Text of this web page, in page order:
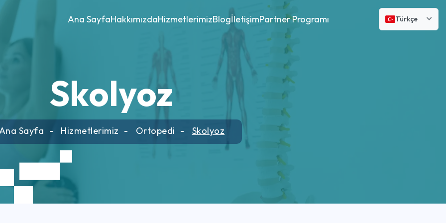
Ana SayfaHakkımızdaHizmetlerimizBlogİletişimPartner Programı Türkçe
Skolyoz
Sayfa Hizmetlerimiz Ortopedi Skolyoz